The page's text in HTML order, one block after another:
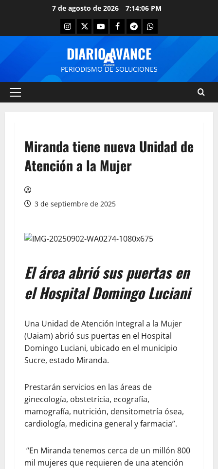
7 de agosto de 2026 7:14:06 PM
DIARIO AVANCE
PERIODISMO DE SOLUCIONES
Miranda tiene nueva Unidad de
Atención a la Mujer
3 de septiembre de 2025
El área abrió sus puertas en
el Hospital Domingo Luciani
Una Unidad de Atención Integral a la Mujer
(Uaiam) abrió sus puertas en el Hospital
Domingo Luciani, ubicado en el municipio
Sucre, estado Miranda.
Prestarán servicios en las áreas de
ginecología, obstetricia, ecografía,
mamografía, nutrición, densitometría ósea,
cardiología, medicina general y farmacia”.
“En Miranda tenemos cerca de un millón 800
mil mujeres que requieren de una atención